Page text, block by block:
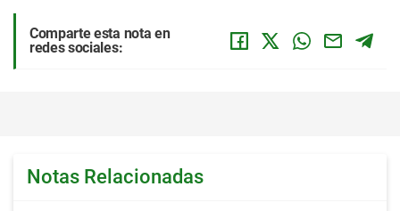
Comparte esta nota en
redes sociales:
Notas Relacionadas